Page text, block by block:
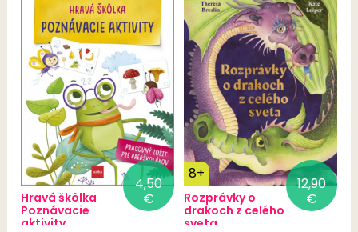
4,50
€
Hravá škôlka
Poznávacie
aktivity
8+
12,90
€
Rozprávky o
drakoch z celého
sveta